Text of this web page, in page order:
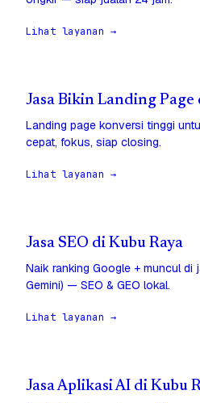
Lihat layanan →
Jasa Bikin Landing Page
Landing page konversi tinggi
cepat, fokus, siap closing.
Lihat layanan →
Jasa SEO di Kubu Raya
Naik ranking Google + muncul di
Gemini) — SEO & GEO lokal.
Lihat layanan →
Jasa Aplikasi AI di Kubu